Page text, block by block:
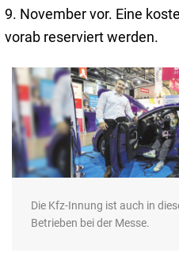
9. November vor. Eine
vorab reserviert werden.
Die Kfz-Innung ist auch in
Betrieben bei der Messe.